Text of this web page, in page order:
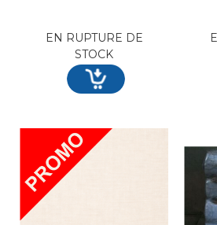
EN RUPTURE DE
STOCK